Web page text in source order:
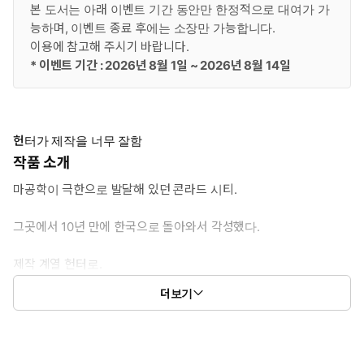
본 도서는 아래 이벤트 기간 동안만 한정적으로 대여가 가
능하며, 이벤트 종료 후에는 소장만 가능합니다.
이용에 참고해 주시기 바랍니다.
* 이벤트 기간 : 2026년 8월 1일 ~ 2026년 8월 14일
헌터가 제작을 너무 잘함
작품 소개
마공학이 극한으로 발달해 있던 콘라드 시티.
그곳에서 10년 만에 한국으로 돌아와서 각성했다.
제작 계열 헌터로.
콘라드 시티의 모든 마공학 이론을 기억하는 AI와 함께.
더보기